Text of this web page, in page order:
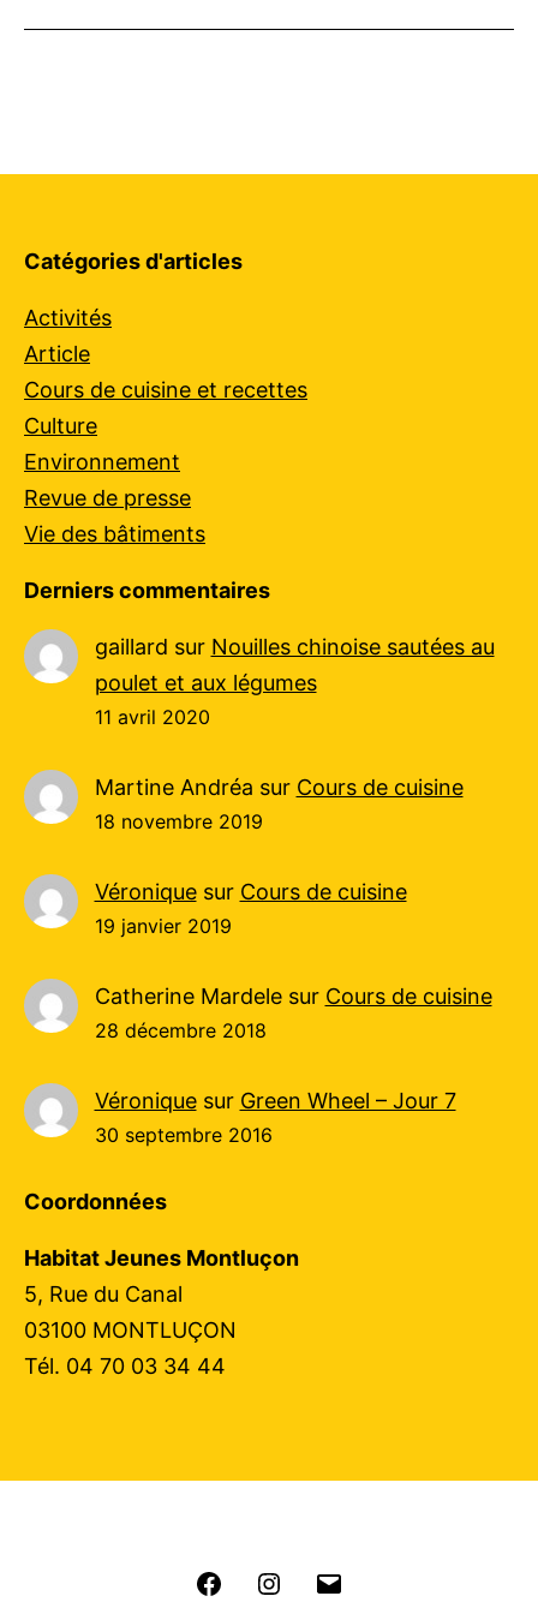
Catégories d'articles
Activités
Article
Cours de cuisine et recettes
Culture
Environnement
Revue de presse
Vie des bâtiments
Derniers commentaires
gaillard sur Nouilles chinoise sautées au
poulet et aux légumes
11 avril 2020
Martine Andréa sur Cours de cuisine
18 novembre 2019
Véroniquesur Cours de cuisine
19 janvier 2019
Catherine Mardelesur Cours de cuisine
28 décembre 2018
Véroniquesur Green Wheel – Jour 7
30 septembre 2016
Coordonnées
Habitat Jeunes Montluçon
5, Rue du Canal
03100 MONTLUÇON
Tél. 04 70 03 34 44
FacebookInstagram